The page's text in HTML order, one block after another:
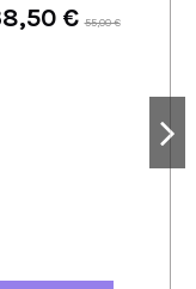
€55,00 €